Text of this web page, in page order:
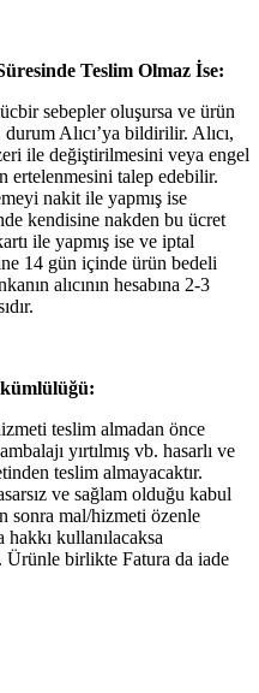
Teslim Olmaz İse:
sebepler oluşursa ve ürün
Alıcı’ya bildirilir. Alıcı,
ile değiştirilmesini veya engel
ertelenmesini talep edebilir.
nakit ile yapmış ise
kendisine nakden bu ücret
ile yapmış ise ve iptal
14 gün içinde ürün bedeli
alıcının hesabına 2-3
teslim almadan önce
yırtılmış vb. hasarlı ve
teslim almayacaktır.
ve sağlam olduğu kabul
sonra mal/hizmeti özenle
kullanılacaksa
Ürünle birlikte Fatura da iade